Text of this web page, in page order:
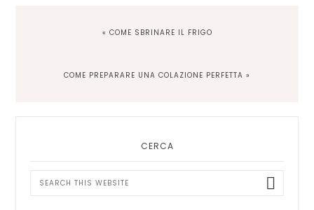
PREVIOUS
« COME SBRINARE IL FRIGO
NEXT
COME PREPARARE UNA COLAZIONE PERFETTA »
CERCA
Search
this